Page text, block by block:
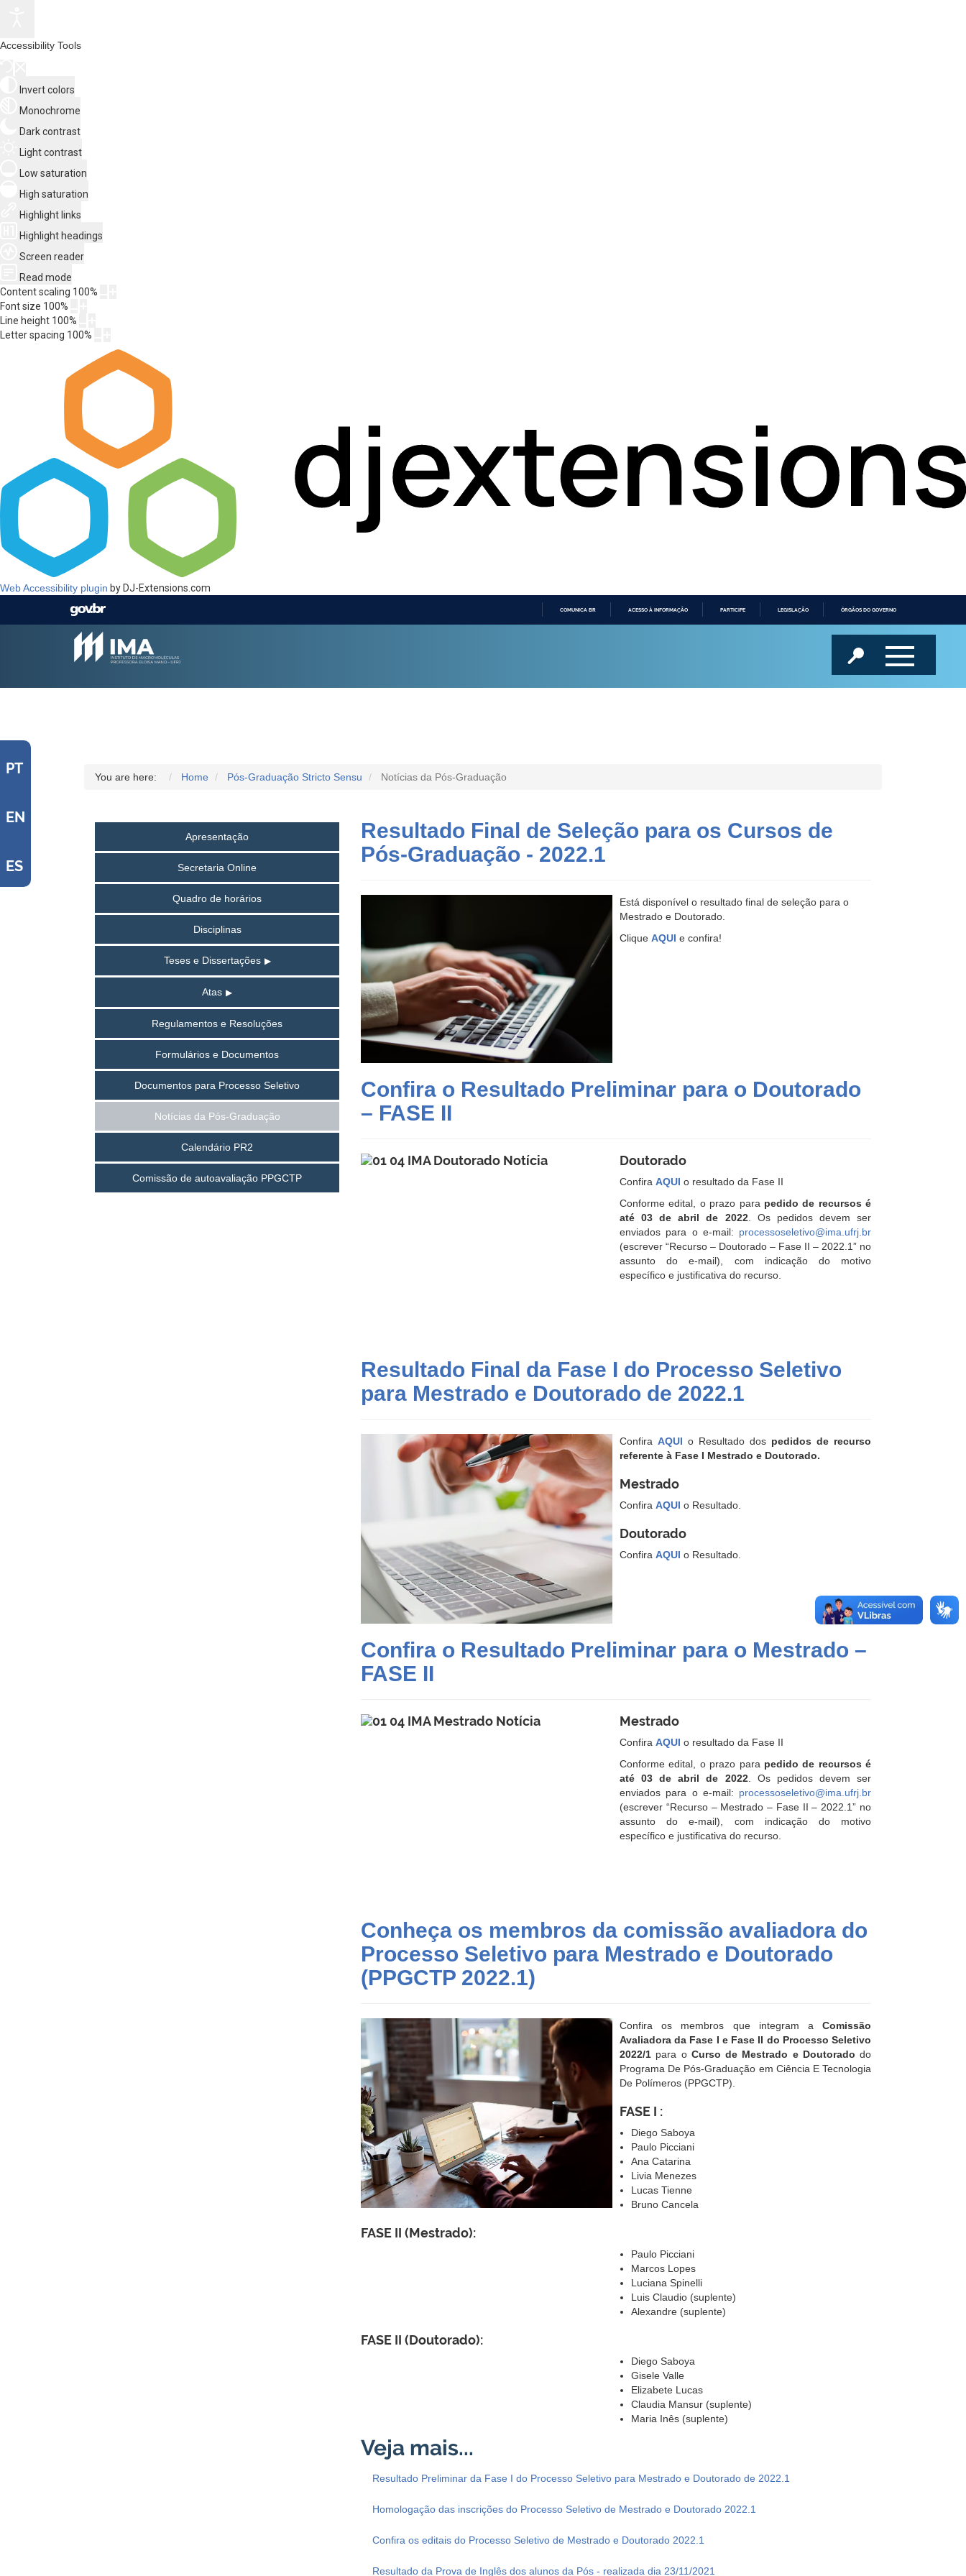
Accessibility Tools
Invert colors
Monochrome
Dark contrast
Light contrast
Low saturation
High saturation
Highlight links
Highlight headings
Screen reader
Read mode
Content scaling 100%
Font size 100%
Line height 100%
Letter spacing 100%
Web Accessibility plugin by DJ-Extensions.com
COMUNICA BR ACESSO À INFORMAÇÃO PARTICIPE LEGISLAÇÃO ÓRGÃOS DO GOVERNO
PT
EN
ES
You are here: Home Pós-Graduação Stricto Sensu Notícias da Pós-Graduação
Apresentação
Secretaria Online
Quadro de horários
Disciplinas
Teses e Dissertações
Atas
Regulamentos e Resoluções
Formulários e Documentos
Documentos para Processo Seletivo
Notícias da Pós-Graduação
Calendário PR2
Comissão de autoavaliação PPGCTP
Resultado Final de Seleção para os Cursos de
Pós-Graduação - 2022.1
Está disponível o resultado final de seleção para o
Mestrado e Doutorado.
Clique AQUI e confira!
Confira o Resultado Preliminar para o Doutorado
– FASE II
Doutorado
Confira AQUI o resultado da Fase II
Conforme edital, o prazo para pedido de recursos é
até 03 de abril de 2022. Os pedidos devem ser
enviados para o e-mail: processoseletivo@ima.ufrj.br
(escrever “Recurso – Doutorado – Fase II – 2022.1” no
assunto do e-mail), com indicação do motivo
específico e justificativa do recurso.
Resultado Final da Fase I do Processo Seletivo
para Mestrado e Doutorado de 2022.1
Confira AQUI o Resultado dos pedidos de recurso
referente à Fase I Mestrado e Doutorado.
Mestrado
Confira AQUI o Resultado.
Doutorado
Confira AQUI o Resultado.
Confira o Resultado Preliminar para o Mestrado –
FASE II
Mestrado
Confira AQUI o resultado da Fase II
Conforme edital, o prazo para pedido de recursos é
até 03 de abril de 2022. Os pedidos devem ser
enviados para o e-mail: processoseletivo@ima.ufrj.br
(escrever “Recurso – Mestrado – Fase II – 2022.1” no
assunto do e-mail), com indicação do motivo
específico e justificativa do recurso.
Conheça os membros da comissão avaliadora do
Processo Seletivo para Mestrado e Doutorado
(PPGCTP 2022.1)
Confira os membros que integram aComissão
Avaliadora da Fase I e Fase II do Processo Seletivo
2022/1 para o Curso de Mestrado e Doutorado do
Programa De Pós-Graduação em Ciência E Tecnologia
De Polímeros (PPGCTP).
FASE I :
Diego Saboya
Paulo Picciani
Ana Catarina
Livia Menezes
Lucas Tienne
Bruno Cancela
FASE II (Mestrado):
Paulo Picciani
Marcos Lopes
Luciana Spinelli
Luis Claudio (suplente)
Alexandre (suplente)
FASE II (Doutorado):
Diego Saboya
Gisele Valle
Elizabete Lucas
Claudia Mansur (suplente)
Maria Inês (suplente)
Resultado Preliminar da Fase I do Processo Seletivo para Mestrado e Doutorado de 2022.1
Homologação das inscrições do Processo Seletivo de Mestrado e Doutorado 2022.1
Confira os editais do Processo Seletivo de Mestrado e Doutorado 2022.1
Resultado da Prova de Inglês dos alunos da Pós - realizada dia 23/11/2021